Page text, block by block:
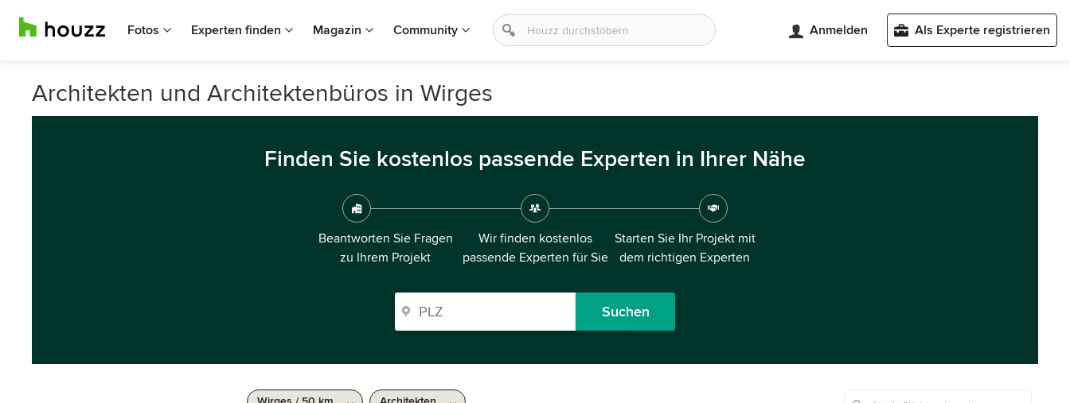
Fotos Experten finden Magazin Community Anmelden Als Experte registrieren
Architekten und Architektenbüros in Wirges
Finden Sie kostenlos passende Experten in Ihrer Nähe
Beantworten Sie Fragen
zu Ihrem Projekt
Wir finden kostenlos
passende Experten für Sie
Starten Sie Ihr Projekt mit
dem richtigen Experten
Suchen